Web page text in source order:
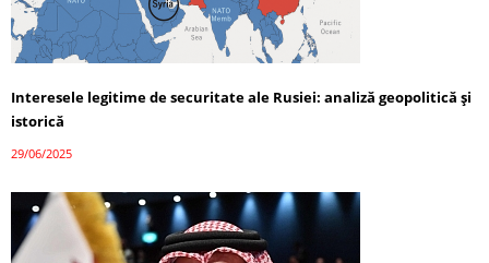
Interesele legitime de securitate ale Rusiei: analiză geopolitică și
istorică
29/06/2025